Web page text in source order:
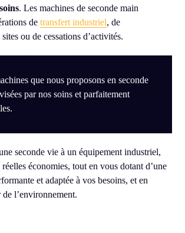
. Les machines de seconde main
detransfert industriel, de
ou de cessations d’activités.
que nous proposons en seconde
par nos soins et parfaitement
seconde vie à un équipement industriel,
économies, tout en vous dotant d’une
et adaptée à vos besoins, et en
l’environnement.